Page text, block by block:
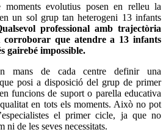
evolutius posen en relleu la
un sol grup tan heterogeni 13 infants
professional amb trajectòria
que atendre a 13 infants
gairebé impossible.
mans de cada centre definir una
posi a disposició del grup de primer
funcions de suport o parella educativa
en tots els moments. Això no pot
el primer cicle, ja que no
de les seves necessitats.